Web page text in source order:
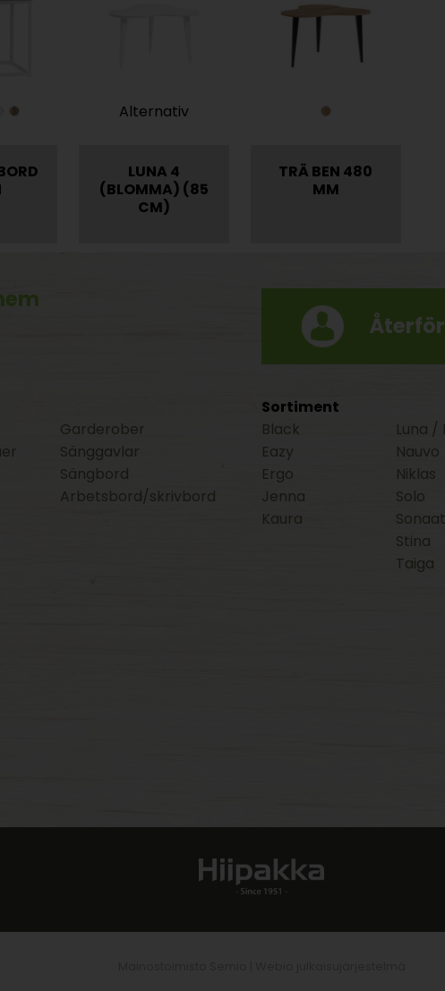
Alternativ
LUNA 4
(BLOMMA) (85
CM)
TRÄ BEN 480
MM
Garderober
Sänggavlar
Sängbord
Arbetsbord/skrivbord
Sortiment
Black
Eazy
Ergo
Jenna
Kaura
Luna /
Nauvo
Niklas
Solo
Stina
Taiga